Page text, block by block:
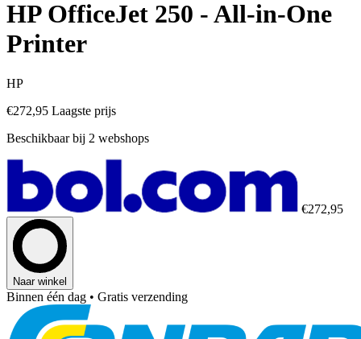
HP OfficeJet 250 - All-in-One
Printer
HP
€272,95 Laagste prijs
Beschikbaar bij 2 webshops
€272,95
Naar winkel
Binnen één dag • Gratis verzending